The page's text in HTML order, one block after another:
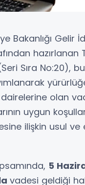
Bakanlığı Gelir
hazırlanan
Sıra No:20),
olan
uygun
ilişkin usul ve
5
vadesi geldiği